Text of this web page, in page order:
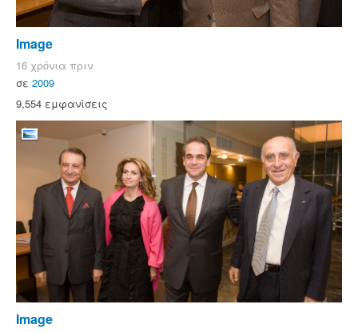
Image
16 χρόνια πριν
σε 2009
9,554 εμφανίσεις
Image